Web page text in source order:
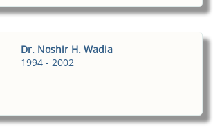
Dr. Noshir H. Wadia
1994 - 2002